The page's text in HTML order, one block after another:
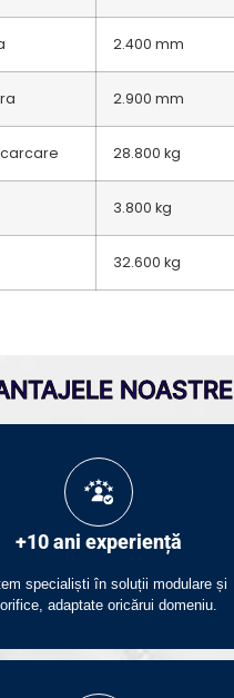
2.400 mm
2.900 mm
28.800 kg
3.800 kg
32.600 kg
NOASTRE
+10 ani experiență
specialiști în soluții modulare și
adaptate oricărui domeniu.